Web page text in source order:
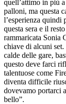
quell’attimo in più
palloni, ma questa
l’esperienza quindi
questa sera e il
rammaricata Sonia
chiave di alcuni
calde delle gare,
questo deve farci
talentuose come
diventa difficile
dovevamo portarci
bello”.